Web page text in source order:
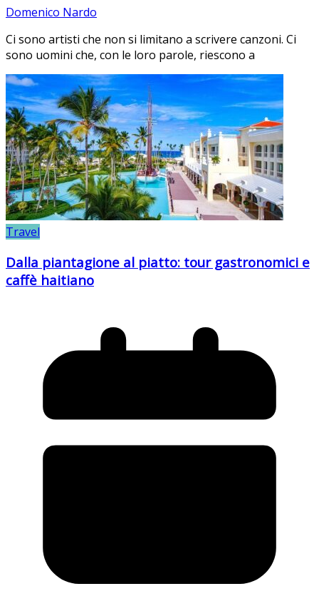
Domenico Nardo
Ci sono artisti che non si limitano a scrivere canzoni. Ci
sono uomini che, con le loro parole, riescono a
Travel
Dalla piantagione al piatto: tour gastronomici e
caffè haitiano